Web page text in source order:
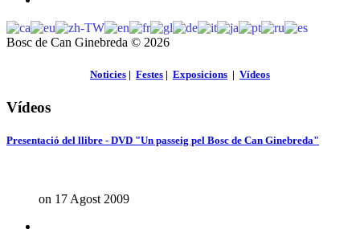
Bosc de Can Ginebreda © 2026
Noticies | Festes | Exposicions | Vídeos
Vídeos
Presentació del llibre - DVD "Un passeig pel Bosc de Can Ginebreda"
on 17 Agost 2009